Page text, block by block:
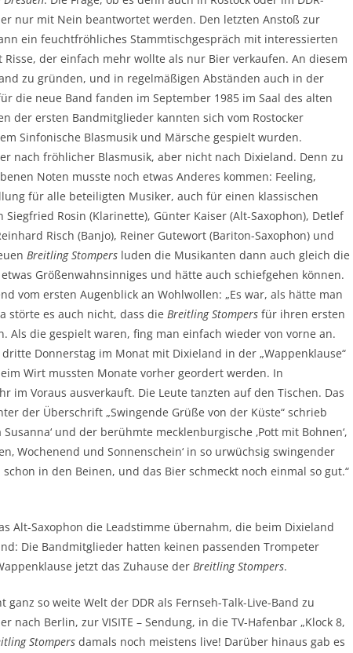
nur mit Nein beantwortet werden. Den letzten Anstoß zur
ein feuchtfröhliches Stammtischgespräch mit interessierten
der einfach mehr wollte als nur Bier verkaufen. An diesem
zu gründen, und in regelmäßigen Abständen auch in der
die neue Band fanden im September 1985 im Saal des alten
der ersten Bandmitglieder kannten sich vom Rostocker
Sinfonische Blasmusik und Märsche gespielt wurden.
nach fröhlicher Blasmusik, aber nicht nach Dixieland. Denn zu
Noten musste noch etwas Anderes kommen: Feeling,
für alle beteiligten Musiker, auch für einen klassischen
Rosin (Klarinette), Günter Kaiser (Alt-Saxophon), Detlef
Risch (Banjo), Reiner Gutewort (Bariton-Saxophon) und
Breitling Stompers luden die Musikanten dann auch gleich die
Größenwahnsinniges und hätte auch schiefgehen können.
vom ersten Augenblick an Wohlwollen: „Es war, als hätte man
störte es auch nicht, dass die Breitling Stompers für ihren ersten
die gespielt waren, fing man einfach wieder von vorne an.
Donnerstag im Monat mit Dixieland in der „Wappenklause“
Wirt mussten Monate vorher geordert werden. In
im Voraus ausverkauft. Die Leute tanzten auf den Tischen. Das
der Überschrift „Swingende Grüße von der Küste“ schrieb
und der berühmte mecklenburgische ‚Pott mit Bohnen‘,
Wochenend und Sonnenschein‘ in so urwüchsig swingender
in den Beinen, und das Bier schmeckt noch einmal so gut.“
Alt-Saxophon die Leadstimme übernahm, die beim Dixieland
Die Bandmitglieder hatten keinen passenden Trompeter
jetzt das Zuhause der Breitling Stompers.
so weite Welt der DDR als Fernseh-Talk-Live-Band zu
nach Berlin, zur VISITE – Sendung, in die TV-Hafenbar „Klock 8,
Stompers damals noch meistens live! Darüber hinaus gab es